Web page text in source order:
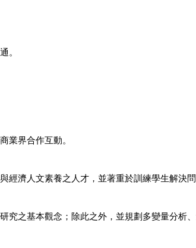
。
業界合作互動。
濟人文素養之人才，並著重於訓練學生解決問
究之基本觀念；除此之外，並規劃多變量分析